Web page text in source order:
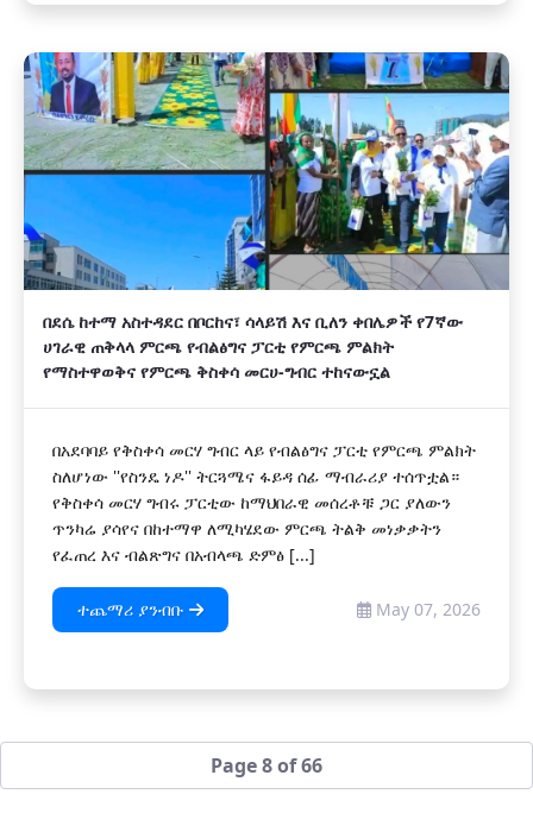
በደሴ ከተማ አስተዳደር በቦርከና፣ ሳላይሽ እና ቢለን ቀበሌዎች የ7ኛው
ሀገራዊ ጠቅላላ ምርጫ የብልፅግና ፓርቲ የምርጫ ምልክት
የማስተዋወቅና የምርጫ ቅስቀሳ መርሀ-ግብር ተከናውኗል
በአደባባይ የቅስቀሳ መርሃ ግብር ላይ የብልፅግና ፓርቲ የምርጫ ምልክት
ስለሆነው ''የስንዴ ነዶ'' ትርጓሜና ፋይዳ ሰፊ ማብራሪያ ተሰጥቷል።
የቅስቀሳ መርሃ ግብሩ ፓርቲው ከማህበራዊ መሰረቶቹ ጋር ያለውን
ጥንካሬ ያሳየና በከተማዋ ለሚካሄደው ምርጫ ትልቅ መነቃቃትን
የፈጠረ እና ብልጽግና በአብላጫ ድምፅ [...]
ተጨማሪ ያንብቡ May 07, 2026
Page 8 of 66